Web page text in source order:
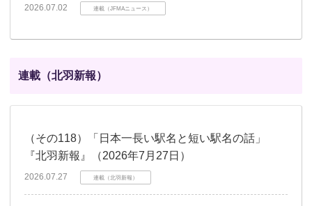
2026.07.02 連載（JFMAニュース）
連載（北羽新報）
（その118）「日本一長い駅名と短い駅名の話」
『北羽新報』（2026年7月27日）
2026.07.27 連載（北羽新報）